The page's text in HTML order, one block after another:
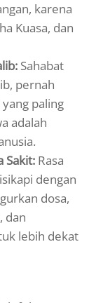
karena
Kuasa, dan
Sahabat
pernah
paling
adalah
Sakit: Rasa
dengan
dosa,
dan
lebih dekat